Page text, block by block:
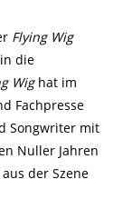
Flying Wig
die
Wighat im
Fachpresse
Songwriter mit
Nuller Jahren
der Szene